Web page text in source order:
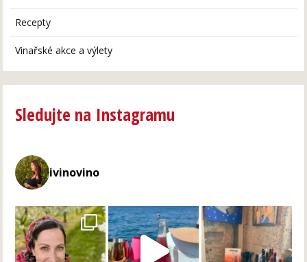
Recepty
Vinařské akce a výlety
Sledujte na Instagramu
ivinovino